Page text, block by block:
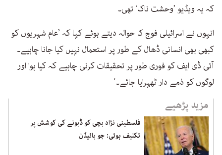
کہ یہ ویڈیو ’وحشت ناک‘ تھی۔
انہوں نے اسرائیلی فوج کا حوالہ دیتے ہوئے کہا کہ ’عام شہریوں کو
کبھی بھی انسانی ڈھال کے طور پر استعمال نہیں کیا جانا چاہیے۔
آئی ڈی ایف کو فوری طور پر تحقیقات کرنی چاہیے کہ کیا ہوا اور
لوگوں کو ذمے دار ٹھہرایا جائے۔‘
مزید پڑھیے
فلسطینی نژاد بچی کو ڈبونے کی کوشش پر
تکلیف ہوئی: جو بائیڈن